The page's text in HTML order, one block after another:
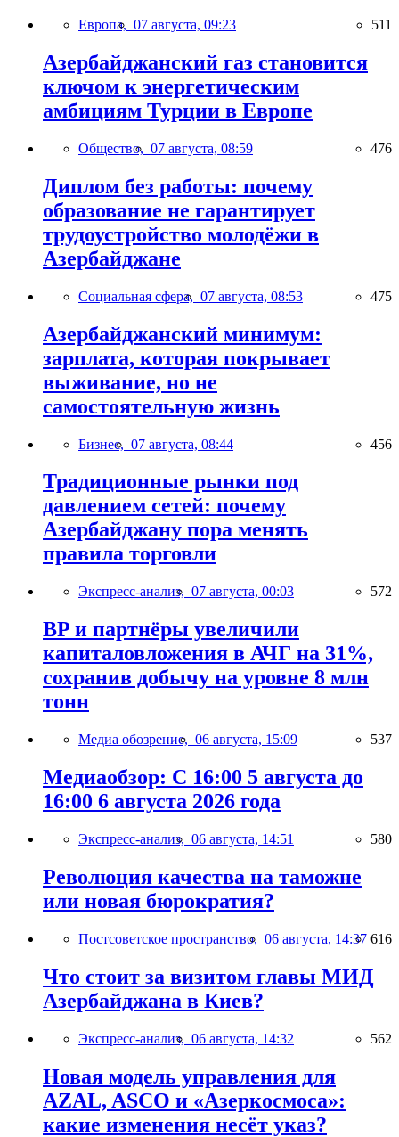
Европа, 07 августа, 09:23 511
Азербайджанский газ становится
ключом к энергетическим
амбициям Турции в Европе
Общество, 07 августа, 08:59 476
Диплом без работы: почему
образование не гарантирует
трудоустройство молодёжи в
Азербайджане
Социальная сфера, 07 августа, 08:53 475
Азербайджанский минимум:
зарплата, которая покрывает
выживание, но не
самостоятельную жизнь
Бизнес, 07 августа, 08:44 456
Традиционные рынки под
давлением сетей: почему
Азербайджану пора менять
правила торговли
Экспресс-анализ, 07 августа, 00:03 572
BP и партнёры увеличили
капиталовложения в АЧГ на 31%,
сохранив добычу на уровне 8 млн
тонн
Медиа обозрение, 06 августа, 15:09 537
Медиаобзор: С 16:00 5 августа до
16:00 6 августа 2026 года
Экспресс-анализ, 06 августа, 14:51 580
Революция качества на таможне
или новая бюрократия?
Постсоветское пространство, 06 августа, 14:37 616
Что стоит за визитом главы МИД
Азербайджана в Киев?
Экспресс-анализ, 06 августа, 14:32 562
Новая модель управления для
AZAL, ASCO и «Азеркосмоса»:
какие изменения несёт указ?